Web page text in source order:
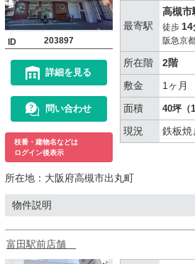
ID 203897
詳細を見る
問い合わせ
枝番・建物名などは
ログイン後表示
最寄駅
高槻市
徒歩 14
阪急京
所在階
2階
敷金
1ヶ月
面積
40坪（
現況 鉄板焼
所在地： 大阪府高槻市出丸町
物件説明
富田駅前店舗